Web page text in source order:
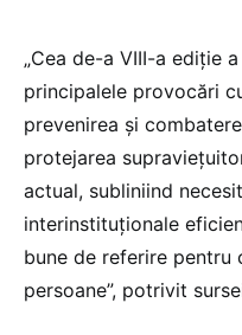
„Cea de-a VIII-a ediție
principalele provocări
prevenirea și
protejarea
actual, subliniind
interinstituționale
bune de referire
persoane”, potrivit